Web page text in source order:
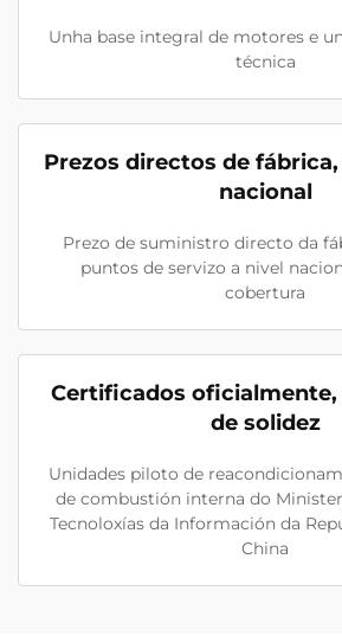
Unha base integral de motores e
técnica
Prezos directos de
nacional
Prezo de suministro directo da
puntos de servizo a nivel
cobertura
Certificados
de solidez
Unidades piloto de
de combustión interna do
Tecnoloxías da Información da
China